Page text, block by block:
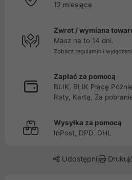
12 miesiące
Zwrot / wymiana
Masz na to 14 dni.
Zobacz regulamin i
Zapłać za pomocą
BLIK, BLIK Płacę
Raty, Kartą, Za
Wysyłka za pomocą
InPost, DPD, DHL
Udostępnij Drukuj